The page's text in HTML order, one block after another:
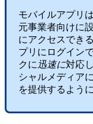
モバイルアプリ
元事業者向けに
にアクセスでき
プリにログイン
クに 迅速に対応
シャルメディア
を提供するよう